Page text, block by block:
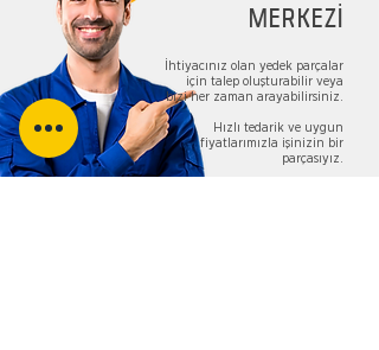
MERKEZİ
İhtiyacınız olan yedek parçalar
için talep oluşturabilir veya
bizi her zaman arayabilirsiniz.
Hızlı tedarik ve uygun
fiyatlarımızla işinizin bir
parçasıyız.